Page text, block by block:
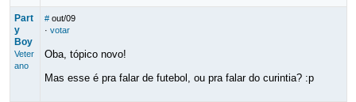
Part
y
Boy
Veter
ano
# out/09
· votar
Oba, tópico novo!
Mas esse é pra falar de futebol, ou pra falar do curintia? :p